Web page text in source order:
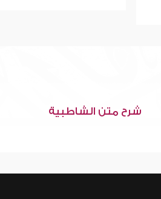
شرح متن الشاطبية